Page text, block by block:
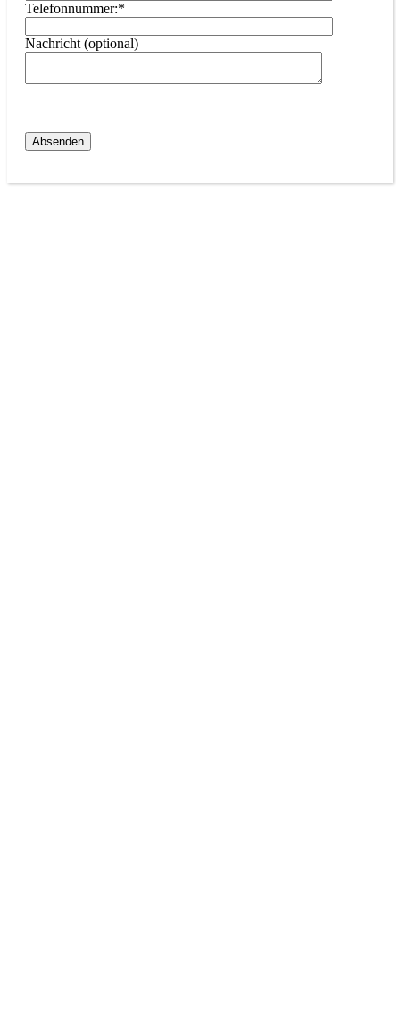
Telefonnummer:*
Nachricht (optional)